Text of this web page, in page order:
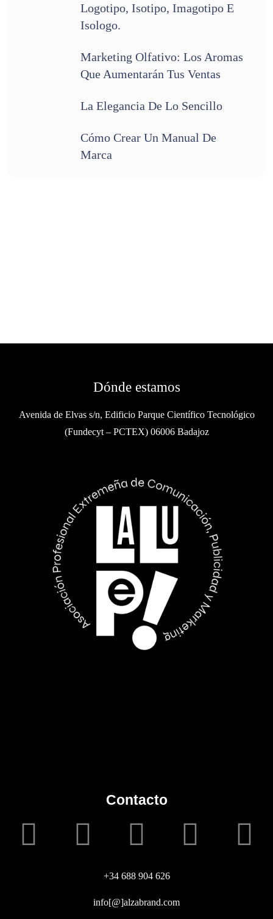
Logotipo, Isotipo, Imagotipo E
Isologo.
Marketing Olfativo: Los Aromas
Que Aumentarán Tus Ventas
La Elegancia De Lo Sencillo
Cómo Crear Un Manual De
Marca
Dónde estamos
Avenida de Elvas s/n, Edificio Parque Científico Tecnológico
(Fundecyt – PCTEX) 06006 Badajoz
Contacto
+34 688 904 626
info[@]alzabrand.com